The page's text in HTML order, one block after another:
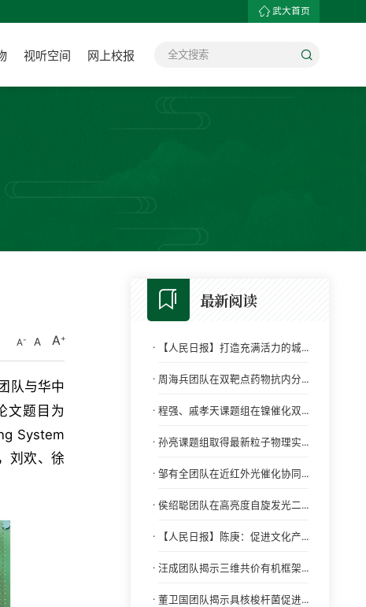
武大首页
视听空间 网上校报
A A A
队与华中
文题目为
System
刘欢、徐
最新阅读
· 【人民日报】打造充满活力的城...
· 周海兵团队在双靶点药物抗内分...
· 程强、戚孝天课题组在镍催化双...
· 孙亮课题组取得最新粒子物理实...
· 邹有全团队在近红外光催化协同...
· 侯绍聪团队在高亮度自旋发光二...
· 【人民日报】陈庚：促进文化产...
· 汪成团队揭示三维共价有机框架...
· 董卫国团队揭示具核梭杆菌促进...